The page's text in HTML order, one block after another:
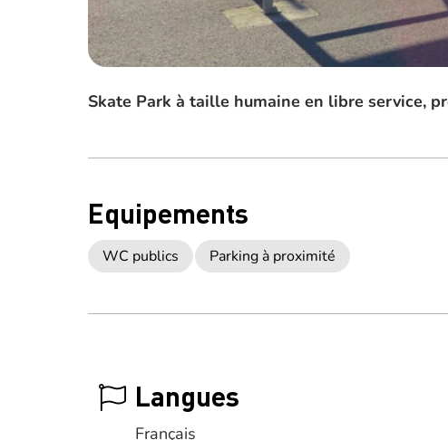
Skate Park à taille humaine en libre service,
Equipements
WC publics Parking à proximité
Langues
Français